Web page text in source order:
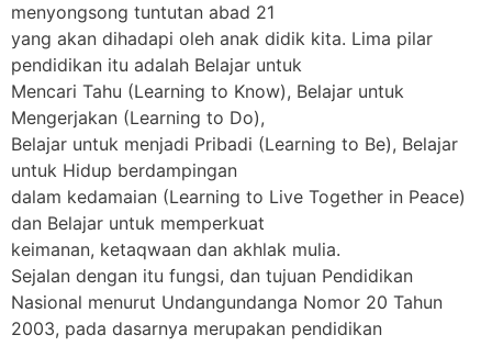
menyongsong tuntutan abad 21
yang akan dihadapi oleh anak didik kita. Lima pilar
pendidikan itu adalah Belajar untuk
Mencari Tahu (Learning to Know), Belajar untuk
Mengerjakan (Learning to Do),
Belajar untuk menjadi Pribadi (Learning to Be), Belajar
untuk Hidup berdampingan
dalam kedamaian (Learning to Live Together in Peace)
dan Belajar untuk memperkuat
keimanan, ketaqwaan dan akhlak mulia.
Sejalan dengan itu fungsi, dan tujuan Pendidikan
Nasional menurut Undangundanga Nomor 20 Tahun
2003, pada dasarnya merupakan pendidikan